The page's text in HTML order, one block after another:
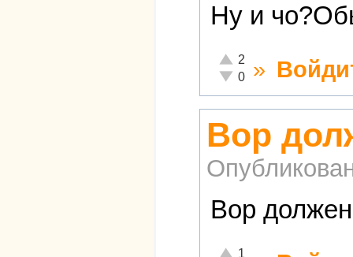
Ну и
Отлично!
2
Неадекватно!
0 »
Вор
Вор
Отлично!
1